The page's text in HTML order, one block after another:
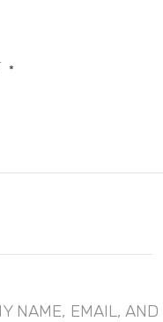
*
NAME, EMAIL,